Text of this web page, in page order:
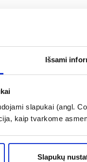
Išsami
slapukai (angl.
kaip tvarkome
Slapukų
VIVAVIT
GRUPĖS